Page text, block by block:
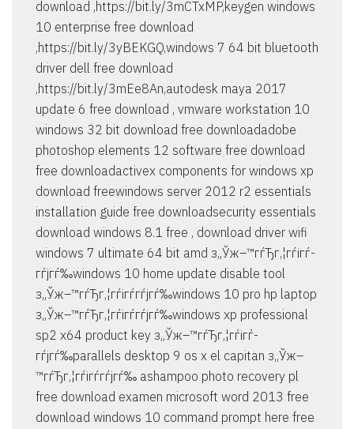
download ,https://bit.ly/3mCTxMP,keygen windows
10 enterprise free download
,https://bit.ly/3yBEKGQ,windows 7 64 bit bluetooth
driver dell free download
,https://bit.ly/3mEe8An,autodesk maya 2017
update 6 free download , vmware workstation 10
windows 32 bit download free downloadadobe
photoshop elements 12 software free download
free downloadactivex components for windows xp
download freewindows server 2012 r2 essentials
installation guide free downloadsecurity essentials
download windows 8.1 free , download driver wifi
windows 7 ultimate 64 bit amd з„Ўж–™гѓЂг‚¦гѓігѓ­
гѓјгѓ‰windows 10 home update disable tool
з„Ўж–™гѓЂг‚¦гѓігѓ­гѓјгѓ‰windows 10 pro hp laptop
з„Ўж–™гѓЂг‚¦гѓігѓ­гѓјгѓ‰windows xp professional
sp2 x64 product key з„Ўж–™гѓЂг‚¦гѓігѓ­
гѓјгѓ‰parallels desktop 9 os x el capitan з„Ўж–
™гѓЂг‚¦гѓігѓ­гѓјгѓ‰ ashampoo photo recovery pl
free download examen microsoft word 2013 free
download windows 10 command prompt here free